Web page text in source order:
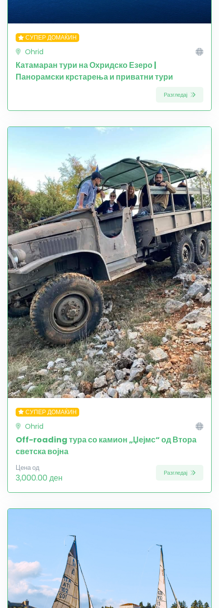
СУПЕР ДОМАЌИН
Ohrid
Катамаран тури на Охридско Езеро |
Панорамски крстарења и приватни тури
Разгледај
СУПЕР ДОМАЌИН
Ohrid
Off-roading тура со камион „Џејмс“ од Втора
светска војна
Цена од
3,000.00 ден Разгледај